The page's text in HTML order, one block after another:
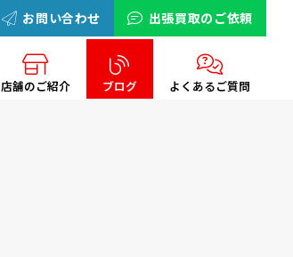
お問い合わせ 出張買取のご依頼
店舗のご紹介 ブログ よくあるご質問